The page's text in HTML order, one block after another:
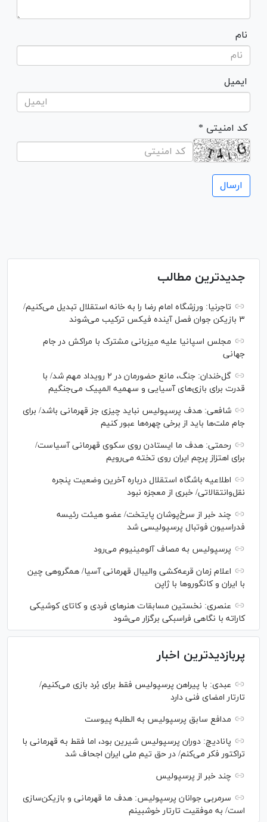
نام
ایمیل
* کد امنیتی
جدیدترین مطالب
تاجرنیا: ورزشگاه امام رضا را به خانه استقلال تبدیل می‌کنیم/
۳ بازیکن جوان فصل آینده فیکس ترکیب می‌شوند
مجلس اسپانیا علیه میزبانی مشترک با مراکش در جام
جهانی
گل‌خندان: جنگ، مانع حضورمان در ۲ رویداد مهم شد/ با
قدرت برای بازی‌های آسیایی و سهمیه المپیک می‌جنگیم
شافعی: هدف پرسپولیس نباید چیزی جز قهرمانی باشد/ برای
جام ملت‌ها باید از برخی چهره‌ها عبور کنیم
رحمتی: هدف ما ایستادن روی سکوی قهرمانی آسیاست/
برای اهتزاز پرچم ایران روی تخته می‌رویم
اطلاعیه باشگاه استقلال درباره آخرین وضعیت پنجره
نقل‌وانتقالاتی/ خبری از معجزه نبود
چند خبر از سرخ‌پوشان پایتخت/ عضو هیئت رئیسه
فدراسیون فوتبال پرسپولیسی شد
پرسپولیس به مصاف آلومینیوم می‌رود
اعلام زمان قرعه‌کشی والیبال قهرمانی آسیا/ همگروهی چین
با ایران و کانگورو‌ها با ژاپن
عنصری: نخستین مسابقات هنر‌های فردی و کاتای کوشیکی
کاراته با نگاهی فراسبکی برگزار می‌شود
پربازدیدترین اخبار
عبدی: با پیراهن پرسپولیس فقط برای بُرد بازی می‌کنیم/
تارتار امضای فنی دارد
مدافع سابق پرسپولیس به الطلبه پیوست
پانادیچ: دوران پرسپولیس شیرین بود، اما فقط به قهرمانی با
تراکتور فکر می‌کنم/ در حق تیم ملی ایران اجحاف شد
چند خبر از پرسپولیس
سرمربی جوانان پرسپولیس: هدف ما قهرمانی و بازیکن‌سازی
است/ به موفقیت تارتار خوشبینم